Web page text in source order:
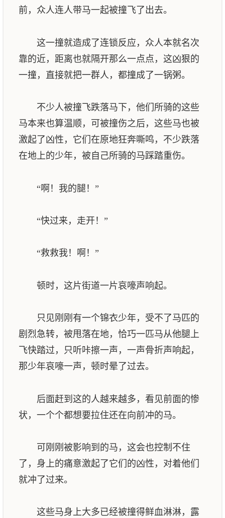
前，众人连人带马一起被撞飞了出去。
这一撞就造成了连锁反应，众人本就名次
靠的近，距离也就隔开那么一点点，这凶狠的
一撞，直接就把一群人，都撞成了一锅粥。
不少人被撞飞跌落马下，他们所骑的这些
马本来也算温顺，可被撞伤之后，这些马也被
激起了凶性，它们在原地狂奔嘶鸣，不少跌落
在地上的少年，被自己所骑的马踩踏重伤。
“啊！我的腿！”
“快过来，走开！”
“救救我！啊！”
顿时，这片街道一片哀嚎声响起。
只见刚刚有一个锦衣少年，受不了马匹的
剧烈急转，被甩落在地，恰巧一匹马从他腿上
飞快踏过，只听咔擦一声，一声骨折声响起，
那少年哀嚎一声，顿时晕了过去。
后面赶到这的人越来越多，看见前面的惨
状，一个个都想要拉住还在向前冲的马。
可刚刚被影响到的马，这会也控制不住
了，身上的痛意激起了它们的凶性，对着他们
就冲了过来。
这些马身上大多已经被撞得鲜血淋淋，露